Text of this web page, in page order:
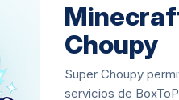
Choupy
Super Choupy
servicios de